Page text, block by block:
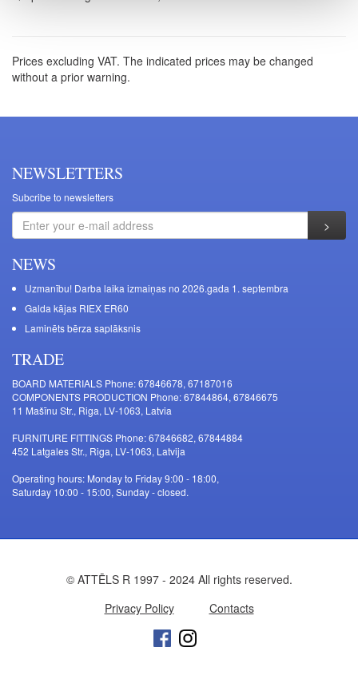
Prices excluding VAT. The indicated prices may be changed
without a prior warning.
NEWSLETTERS
Subcribe to newsletters
NEWS
Uzmanību! Darba laika izmaiņas no 2026.gada 1. septembra
Galda kājas RIEX ER60
Laminēts bērza saplāksnis
TRADE
BOARD MATERIALS Phone: 67846678, 67187016
COMPONENTS PRODUCTION Phone: 67844864, 67846675
11 Mašīnu Str., Riga, LV-1063, Latvia
FURNITURE FITTINGS Phone: 67846682, 67844884
452 Latgales Str., Riga, LV-1063, Latvija
Operating hours: Monday to Friday 9:00 - 18:00,
Saturday 10:00 - 15:00, Sunday - closed.
© ATTĒLS R 1997 - 2024 All rights reserved.
Privacy Policy
Contacts